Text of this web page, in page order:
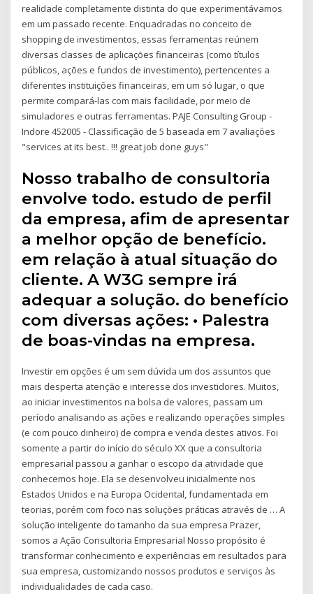
realidade completamente distinta do que experimentávamos
em um passado recente. Enquadradas no conceito de
shopping de investimentos, essas ferramentas reúnem
diversas classes de aplicações financeiras (como títulos
públicos, ações e fundos de investimento), pertencentes a
diferentes instituições financeiras, em um só lugar, o que
permite compará-las com mais facilidade, por meio de
simuladores e outras ferramentas. PAJE Consulting Group -
Indore 452005 - Classificação de 5 baseada em 7 avaliações
"services at its best.. !!! great job done guys"
Nosso trabalho de consultoria
envolve todo. estudo de perfil
da empresa, afim de apresentar
a melhor opção de benefício.
em relação à atual situação do
cliente. A W3G sempre irá
adequar a solução. do benefício
com diversas ações: • Palestra
de boas-vindas na empresa.
Investir em opções é um sem dúvida um dos assuntos que
mais desperta atenção e interesse dos investidores. Muitos,
ao iniciar investimentos na bolsa de valores, passam um
período analisando as ações e realizando operações simples
(e com pouco dinheiro) de compra e venda destes ativos. Foi
somente a partir do início do século XX que a consultoria
empresarial passou a ganhar o escopo da atividade que
conhecemos hoje. Ela se desenvolveu inicialmente nos
Estados Unidos e na Europa Ocidental, fundamentada em
teorias, porém com foco nas soluções práticas através de … A
solução inteligente do tamanho da sua empresa Prazer,
somos a Ação Consultoria Empresarial Nosso propósito é
transformar conhecimento e experiências em resultados para
sua empresa, customizando nossos produtos e serviços às
individualidades de cada caso.